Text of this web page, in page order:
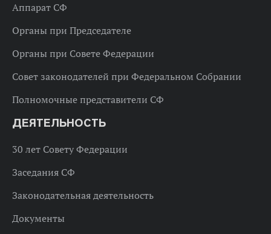
Аппарат СФ
Органы при Председателе
Органы при Совете Федерации
Совет законодателей при Федеральном Собрании
Полномочные представители СФ
ДЕЯТЕЛЬНОСТЬ
30 лет Совету Федерации
Заседания СФ
Законодательная деятельность
Документы